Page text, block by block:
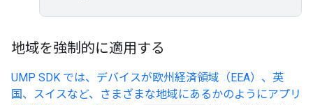
地域を強制的に適用する
UMP SDK では、デバイスが欧州経済領域（EEA）、英
国、スイスなど、さまざまな地域にあるかのようにアプリ